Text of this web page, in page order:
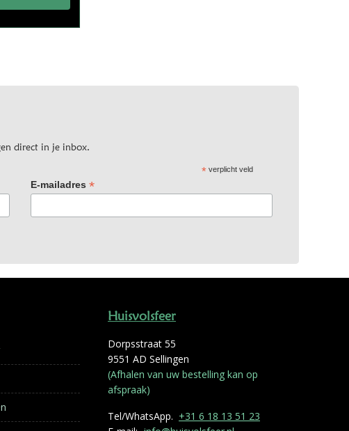
direct in je inbox.
*verplicht veld
E-mailadres *
Huisvolsfeer
Dorpsstraat 55
9551 AD Sellingen
(Afhalen van uw bestelling kan op
afspraak)
Tel/WhatsApp. +31 6 18 13 51 23